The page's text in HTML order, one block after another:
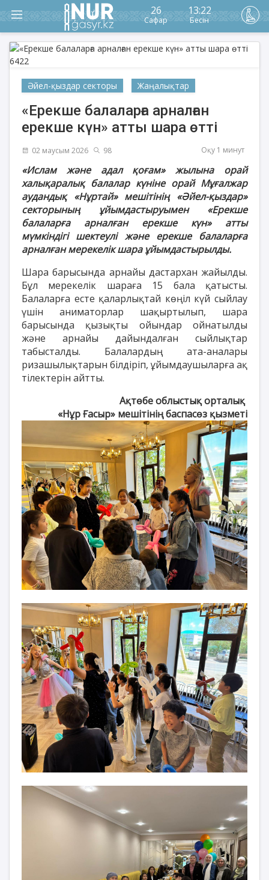
26
Сафар
13:22
Бесін
Әйел-қыздар секторы Жаңалықтар
«Ерекше балаларға арналған
ерекше күн» атты шара өтті
02 маусым 2026 98 Оқу 1 минут
«Ислам және адал қоғам» жылына орай
халықаралық балалар күніне орай Мұғалжар
аудандық «Нұртай» мешітінің «Әйел-қыздар»
секторының ұйымдастыруымен «Ерекше
балаларға арналған ерекше күн» атты
мүмкіндігі шектеулі және ерекше балаларға
арналған мерекелік шара ұйымдастырылды.
Шара барысында арнайы дастархан жайылды.
Бұл мерекелік шараға 15 бала қатысты.
Балаларға есте қаларлықтай көңіл күй сыйлау
үшін аниматорлар шақыртылып, шара
барысында қызықты ойындар ойнатылды
және арнайы дайындалған сыйлықтар
табысталды. Балалардың ата-аналары
ризашылықтарын білдіріп, ұйымдаушыларға ақ
тілектерін айтты.
Ақтөбе облыстық орталық
«Нұр Ғасыр» мешітінің баспасөз қызметі